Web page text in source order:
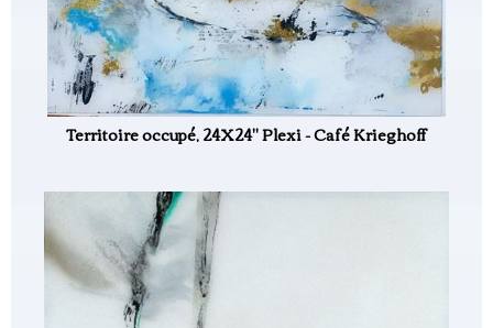
Territoire occupé, 24X24" Plexi - Café Krieghoff